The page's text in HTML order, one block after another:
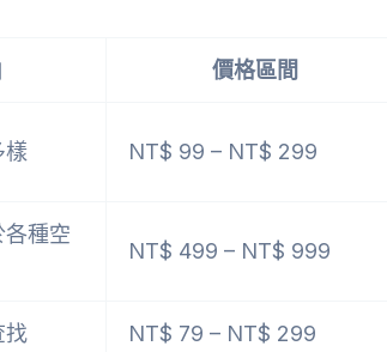
價格區間
樣 NT$ 99 – NT$ 299
各種空
NT$ 499 – NT$ 999
找 NT$ 79 – NT$ 299